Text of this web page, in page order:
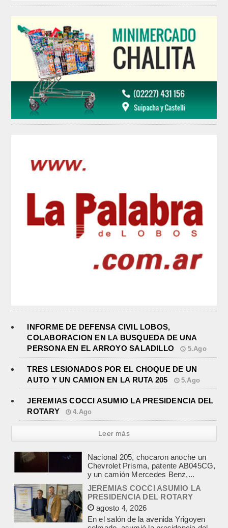
INFORME DE DEFENSA CIVIL LOBOS,
COLABORACION EN LA BUSQUEDA DE UNA
PERSONA EN EL ARROYO SALADILLO
5.Ago
TRES LESIONADOS POR EL CHOQUE DE UN
AUTO Y UN CAMION EN LA RUTA 205
5.Ago
JEREMIAS COCCI ASUMIO LA PRESIDENCIA DEL
ROTARY
4.Ago
Leer más
JEREMIAS COCCI ASUMIO LA
PRESIDENCIA DEL ROTARY
agosto 4, 2026
En el salón de la avenida Yrigoyen
colmado, asumió la presidencia del
Rotary Club de Lobos Jeremías
Cocci, para el...